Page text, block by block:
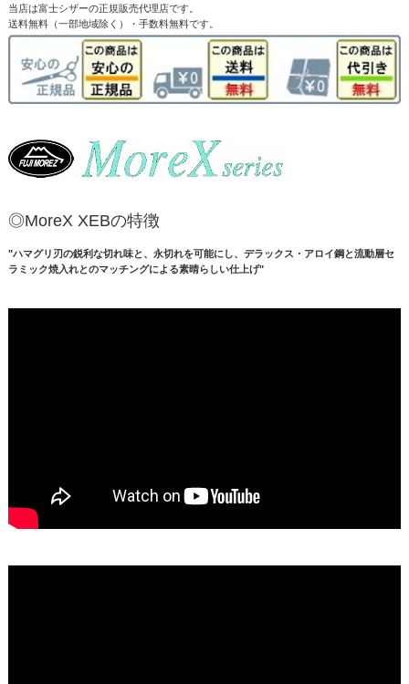
当店は富士シザーの正規販売代理店です。
送料無料（一部地域除く）・手数料無料です。
◎MoreX XEBの特徴
"ハマグリ刃の鋭利な切れ味と、永切れを可能にし、デラックス・アロイ鋼と流動層セ
ラミック焼入れとのマッチングによる素晴らしい仕上げ"